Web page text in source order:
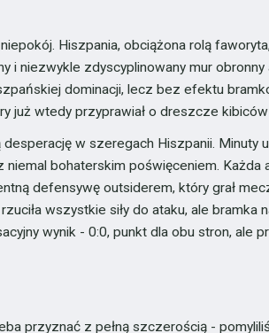
Hiszpania, obciążona rolą
i niezwykle zdyscyplinowany mur
dominacji, lecz bez efektu
już wtedy przyprawiał o dreszcze kibiców
w szeregach Hiszpanii. Minuty
niemal bohaterskim poświęceniem. Każda
defensywę outsiderem, który grał
wszystkie siły do ataku, ale bramka
wynik - 0:0, punkt dla obu stron, ale
przyznać z pełną szczerością -